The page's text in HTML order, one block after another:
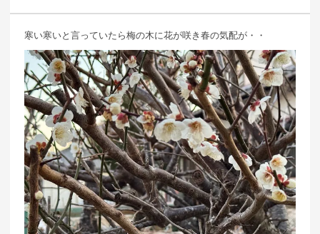
寒い寒いと言っていたら梅の木に花が咲き春の気配が・・